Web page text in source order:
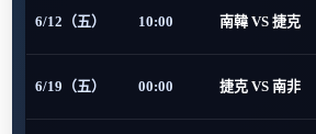
6/12（五） 10:00 南韓 VS 捷克
6/19（五） 00:00 捷克 VS 南非